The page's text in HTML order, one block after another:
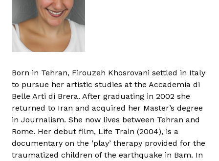
Born in Tehran, Firouzeh Khosrovani settled in Italy
to pursue her artistic studies at the Accademia di
Belle Arti di Brera. After graduating in 2002 she
returned to Iran and acquired her Master’s degree
in Journalism. She now lives between Tehran and
Rome. Her debut film, Life Train (2004), is a
documentary on the ‘play’ therapy provided for the
traumatized children of the earthquake in Bam. In